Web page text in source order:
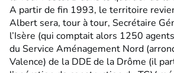
A partir de fin 1993, le territoire
Albert sera, tour à tour, Secrétaire
l’Isère (qui comptait alors 1250
du Service Aménagement Nord
Valence) de la DDE de la Drôme (il